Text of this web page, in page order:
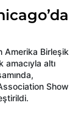
Amerika Birleşik
amacıyla altı
Show